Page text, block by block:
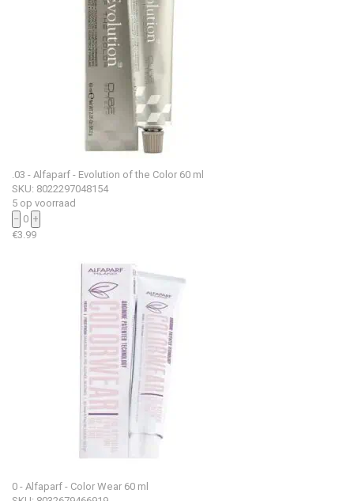
.03 - Alfaparf - Evolution of the Color 60 ml
SKU: 8022297048154
5 op voorraad
− 0 +
€3.99
0 - Alfaparf - Color Wear 60 ml